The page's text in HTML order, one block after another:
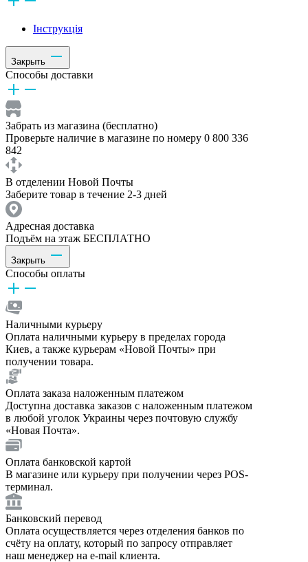
Інструкція
Закрыть
Способы доставки
Забрать из магазина (бесплатно)
Проверьте наличие в магазине по номеру 0 800 336
842
В отделении Новой Почты
Заберите товар в течение 2-3 дней
Адресная доставка
Подъём на этаж БЕСПЛАТНО
Закрыть
Способы оплаты
Наличными курьеру
Оплата наличными курьеру в пределах города
Киев, а также курьерам «Новой Почты» при
получении товара.
Оплата заказа наложенным платежом
Доступна доставка заказов с наложенным платежом
в любой уголок Украины через почтовую службу
«Новая Почта».
Оплата банковской картой
В магазине или курьеру при получении через POS-
терминал.
Банковский перевод
Оплата осуществляется через отделения банков по
счёту на оплату, который по запросу отправляет
наш менеджер на e-mail клиента.